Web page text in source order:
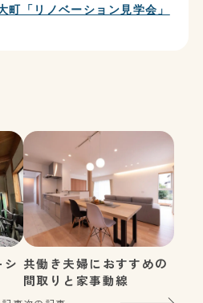
「リノベーション見学会」
シ 共働き夫婦におすすめの
間取りと家事動線